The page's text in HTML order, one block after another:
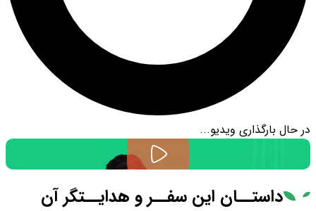
در حال بارگذاری ویدیو...
داستــان این سفــر و هدایــتگر آن